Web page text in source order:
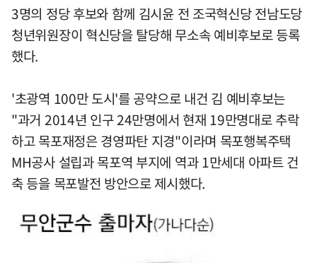
3명의 정당 후보와 함께 김시윤 전 조국혁신당 전남도당
청년위원장이 혁신당을 탈당해 무소속 예비후보로 등록
했다.
'초광역 100만 도시'를 공약으로 내건 김 예비후보는
"과거 2014년 인구 24만명에서 현재 19만명대로 추락
하고 목포재정은 경영파탄 지경"이라며 목포행복주택
MH공사 설립과 목포역 부지에 역과 1만세대 아파트 건
축 등을 목포발전 방안으로 제시했다.